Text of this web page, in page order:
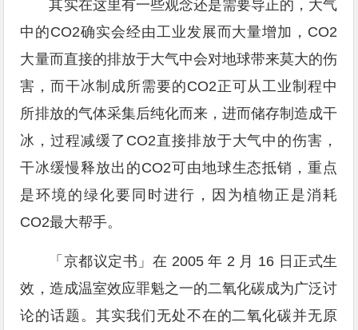
其实在这里有一些观念还是需要导正的，大气
中的CO2确实会经由工业发展而大量增加，CO2
大量而直接的排放于大气中会对地球带来莫大的伤
害，而干冰制成所需要的CO2正可从工业制程中
所排放的气体采集后纯化而来，进而储存制造成干
冰，过程减缓了CO2直接排放于大气中的伤害，
干冰缓慢释放出的CO2可由地球生态抵销，重点
是环境的绿化要同时进行，因为植物正是消耗
CO2最大帮手。
「京都议定书」在 2005 年 2 月 16 日正式生
效，造成温室效应罪魁之一的二氧化碳成为广泛讨
论的话题。其实我们无处不在的二氧化碳并无原